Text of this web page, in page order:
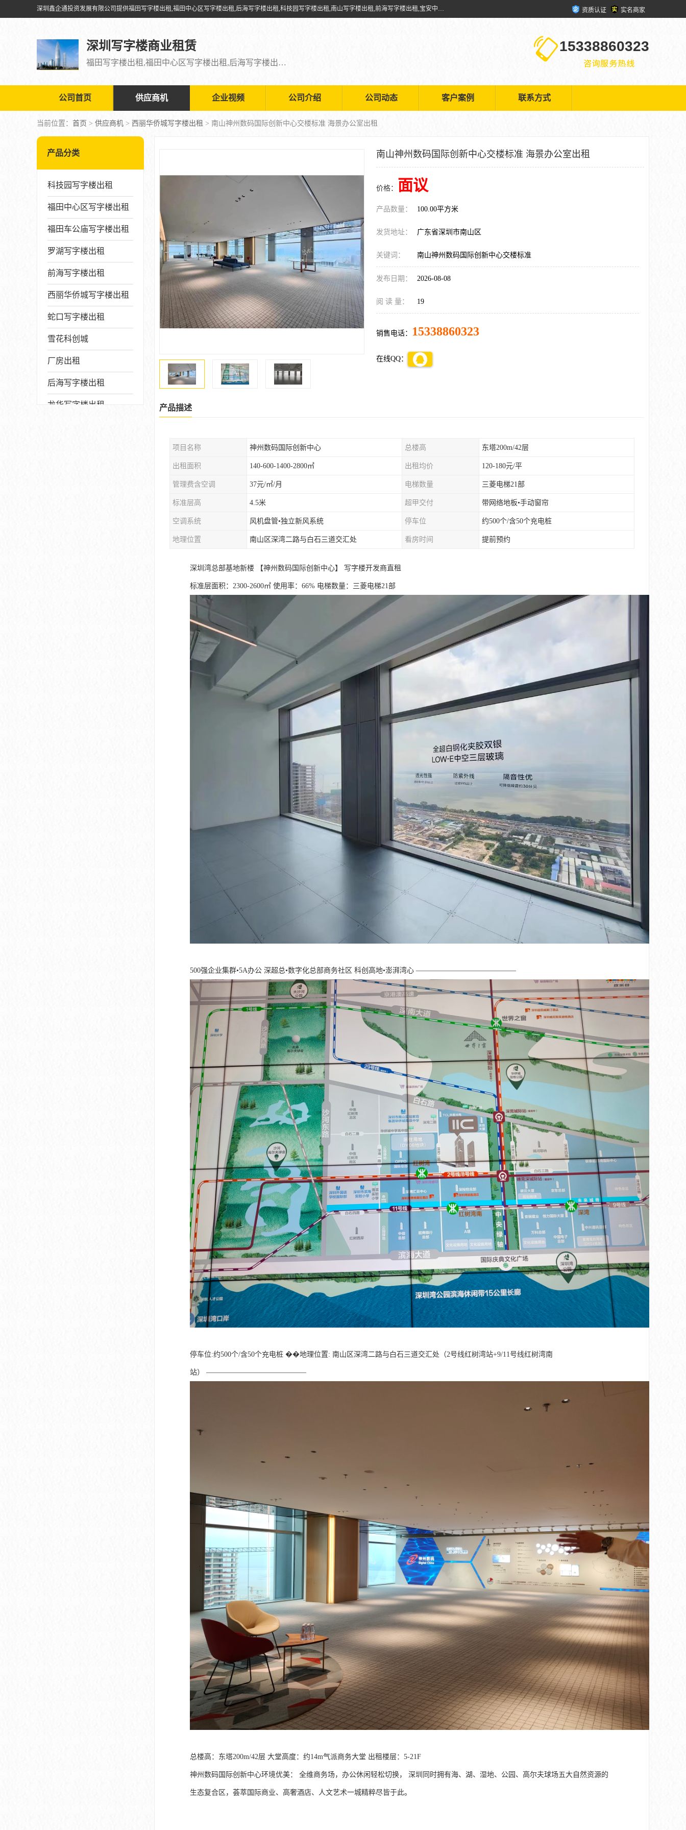
深圳鑫企通投资发展有限公司提供福田写字楼出租,福田中心区写字楼出租,后海写字楼出租,科技园写字楼出租,南山写字楼出租,前海写字楼出租,宝安中心写字楼出租,车公庙写字楼出租,深圳写字楼出租，欢迎有需要的朋友前来咨询。 资质认证 实名商家
深圳写字楼商业租赁
福田写字楼出租,福田中心区写字楼出租,后海写字楼出租,科技园写字楼出租,南山写字楼出租,前海写字楼出租,宝安中心写字楼出租
15338860323
公司首页 供应商机 企业视频 公司介绍 公司动态 客户案例 联系方式
当前位置： 首页 > 供应商机 > 西丽华侨城写字楼出租 > 南山神州数码国际创新中心交楼标准 海景办公室出租
产品分类
科技园写字楼出租
福田中心区写字楼出租
福田车公庙写字楼出租
罗湖写字楼出租
前海写字楼出租
西丽华侨城写字楼出租
蛇口写字楼出租
雪花科创城
厂房出租
后海写字楼出租
龙华写字楼出租
南山神州数码国际创新中心交楼标准 海景办公室出租
价格： 面议
产品数量： 100.00平方米
发货地址： 广东省深圳市南山区
关键词： 南山神州数码国际创新中心交楼标准
发布日期： 2026-08-08
阅 读 量： 19
销售电话： 15338860323
在线QQ：
产品描述
项目名称 神州数码国际创新中心 总楼高 东塔200m/42层
出租面积 140-600-1400-2800㎡ 出租均价 120-180元/平
管理费含空调 37元/㎡/月 电梯数量 三菱电梯21部
标准层高 4.5米 超甲交付 带网络地板•手动窗帘
空调系统 风机盘管•独立新风系统 停车位 约500个/含50个充电桩
地理位置 南山区深湾二路与白石三道交汇处 看房时间 提前预约
深圳湾总部基地新楼 【神州数码国际创新中心】 写字楼开发商直租
标准层面积：2300-2600㎡ 使用率：66% 电梯数量：三菱电梯21部
500强企业集群•5A办公 深超总•数字化总部商务社区 科创高地•澎湃湾心 ——————————————
停车位:约500个/含50个充电桩 ��地理位置: 南山区深湾二路与白石三道交汇处（2号线红树湾站+9/11号线红树湾南
站） ——————————————
总楼高：东塔200m/42层 大堂高度：约14m气派商务大堂 出租楼层：5-21F
神州数码国际创新中心环境优美： 全维商务场，办公休闲轻松切换， 深圳同时拥有海、湖、湿地、公园、高尔夫球场五大自然资源的
生态复合区，荟萃国际商业、高奢酒店、人文艺术一城精粹尽皆于此。